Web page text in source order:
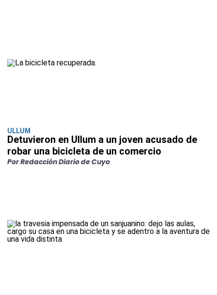
ULLUM
Detuvieron en Ullum a un joven acusado de
robar una bicicleta de un comercio
Por Redacción Diario de Cuyo